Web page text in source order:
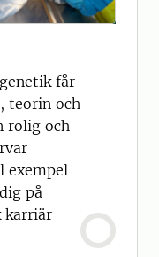
får
teorin och
rolig och
exempel
på
karriär